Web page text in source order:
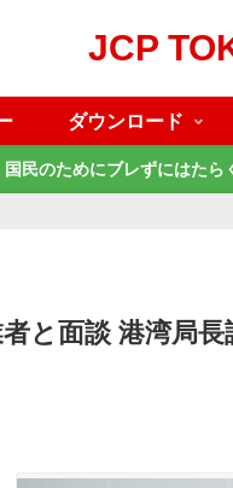
JCP
ダウンロード
国民のためにブレずにはた
と面談 港湾局